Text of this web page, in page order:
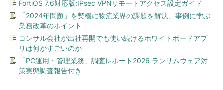
FortiOS 7.6対応版:IPsec VPNリモートアクセス設定ガイド
「2024年問題」を契機に物流業界の課題を解決、事例に学ぶ
業務改革のポイント
コンサル会社が出社再開でも使い続けるホワイトボードアプ
リは何がすごいのか
「PC運用・管理業務」調査レポート2026 ランサムウェア対
策実態調査報告付き